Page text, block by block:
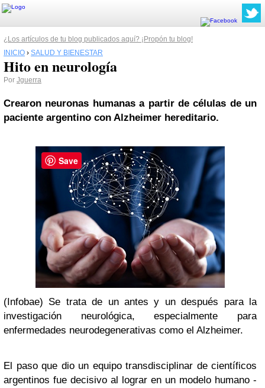
¿Los artículos de tu blog publicados aquí? ¡Propón tu blog!
INICIO › SALUD Y BIENESTAR
Hito en neurología
Por Jguerra
Crearon neuronas humanas a partir de células de un
paciente argentino con Alzheimer hereditario.
(Infobae) Se trata de un antes y un después para la
investigación neurológica, especialmente para
enfermedades neurodegenerativas como el Alzheimer.
El paso que dio un equipo transdisciplinar de científicos
argentinos fue decisivo al lograr en un modelo humano -
Save